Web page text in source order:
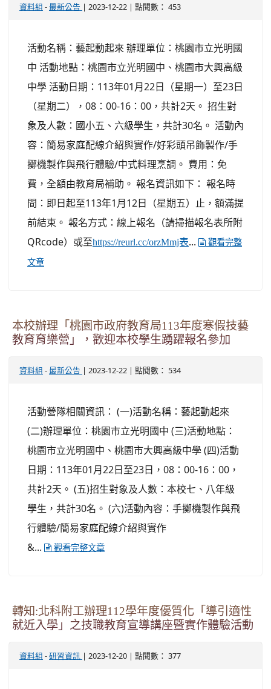
資料組 - 最新公告 | 2023-12-22 | 點閱數： 453
活動名稱：藝起動起來 辦理單位：桃園市立光明國
中 活動地點：桃園市立光明國中、桃園市大興高級
中學 活動日期：113年01月22日（星期一）至23日
（星期二），08：00-16：00，共計2天。 招生對
象及人數：國小五、六級學生，共計30名。 活動內
容：簡易家庭配線介紹與實作/好彩頭吊飾製作/手
擲機製作與飛行體驗/中式料理烹調。 費用：免
費，全額由教育局補助。 報名資訊如下： 報名時
間：即日起至113年1月12日（星期五）止，額滿提
前結束。 報名方式：線上報名（請掃描報名表所附
QRcode）或至https://reurl.cc/orzMmj表... 觀看完整
文章
本校辦理「桃園市政府教育局113年度寒假技藝
教育育樂營」，歡迎本校學生踴躍報名參加
資料組 - 最新公告 | 2023-12-22 | 點閱數： 534
活動營隊相關資訊： (一)活動名稱：藝起動起來
(二)辦理單位：桃園市立光明國中 (三)活動地點：
桃園市立光明國中、桃園市大興高級中學 (四)活動
日期：113年01月22日至23日，08：00-16：00，
共計2天。 (五)招生對象及人數：本校七、八年級
學生，共計30名。 (六)活動內容：手擲機製作與飛
行體驗/簡易家庭配線介紹與實作
&...
觀看完整文章
轉知:北科附工辦理112學年度優質化「導引適性
就近入學」之技職教育宣導講座暨實作體驗活動
資料組 - 研習資訊 | 2023-12-20 | 點閱數： 377